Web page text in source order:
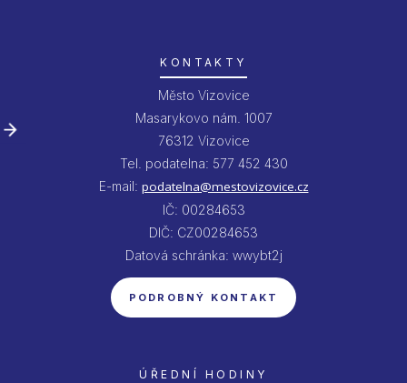
KONTAKTY
Město Vizovice
Masarykovo nám. 1007
76312 Vizovice
Tel. podatelna: 577 452 430
E-mail: podatelna@mestovizovice.cz
IČ: 00284653
DIČ: CZ00284653
Datová schránka: wwybt2j
PODROBNÝ KONTAKT
ÚŘEDNÍ HODINY